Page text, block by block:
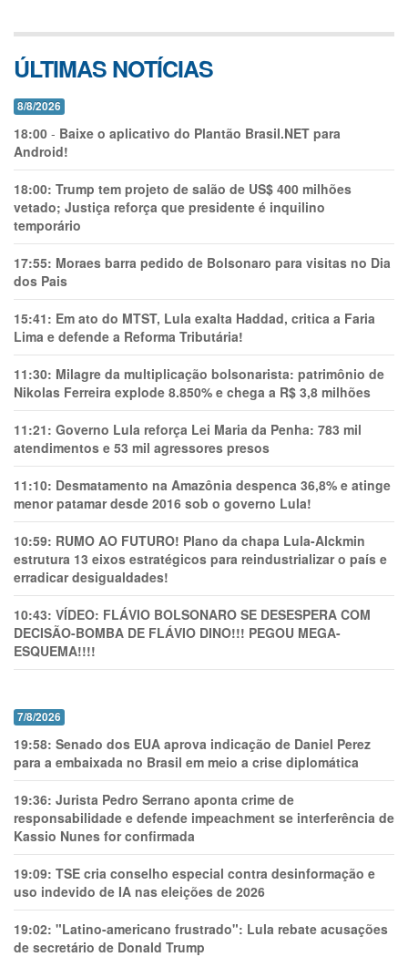
ÚLTIMAS NOTÍCIAS
8/8/2026
18:00 - Baixe o aplicativo do Plantão Brasil.NET para
Android!
18:00: Trump tem projeto de salão de US$ 400 milhões
vetado; Justiça reforça que presidente é inquilino
temporário
17:55: Moraes barra pedido de Bolsonaro para visitas no Dia
dos Pais
15:41: Em ato do MTST, Lula exalta Haddad, critica a Faria
Lima e defende a Reforma Tributária!
11:30: Milagre da multiplicação bolsonarista: patrimônio de
Nikolas Ferreira explode 8.850% e chega a R$ 3,8 milhões
11:21: Governo Lula reforça Lei Maria da Penha: 783 mil
atendimentos e 53 mil agressores presos
11:10: Desmatamento na Amazônia despenca 36,8% e atinge
menor patamar desde 2016 sob o governo Lula!
10:59: RUMO AO FUTURO! Plano da chapa Lula-Alckmin
estrutura 13 eixos estratégicos para reindustrializar o país e
erradicar desigualdades!
10:43: VÍDEO: FLÁVIO BOLSONARO SE DESESPERA COM
DECISÃO-BOMBA DE FLÁVIO DINO!!! PEGOU MEGA-
ESQUEMA!!!!
7/8/2026
19:58: Senado dos EUA aprova indicação de Daniel Perez
para a embaixada no Brasil em meio a crise diplomática
19:36: Jurista Pedro Serrano aponta crime de
responsabilidade e defende impeachment se interferência de
Kassio Nunes for confirmada
19:09: TSE cria conselho especial contra desinformação e
uso indevido de IA nas eleições de 2026
19:02: "Latino-americano frustrado": Lula rebate acusações
de secretário de Donald Trump